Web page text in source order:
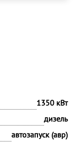
1350 кВт
дизель
автозапуск (авр)